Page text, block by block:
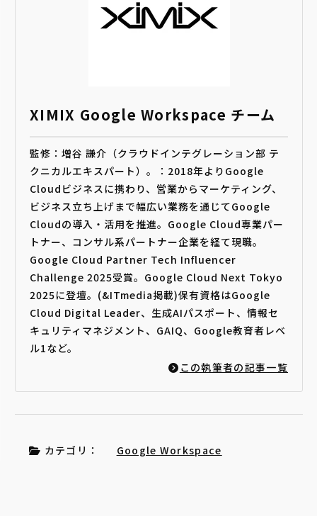
XIMIX Google Workspace チーム
監修：増谷 謙介（クラウドインテグレーション部 テ
クニカルエキスパート）。：2018年よりGoogle
Cloudビジネスに携わり、営業からマーケティング、
ビジネス立ち上げまで幅広い業務を通じてGoogle
Cloudの導入・活用を推進。Google Cloud専業パー
トナー、コンサル系パートナー企業を経て現職。
Google Cloud Partner Tech Influencer
Challenge 2025受賞。Google Cloud Next Tokyo
2025に登壇。(&ITmedia掲載)保有資格はGoogle
Cloud Digital Leader、生成AIパスポート、情報セ
キュリティマネジメント、GAIQ、Google教育者レベ
ル1など。
この執筆者の記事一覧
カテゴリ： Google Workspace